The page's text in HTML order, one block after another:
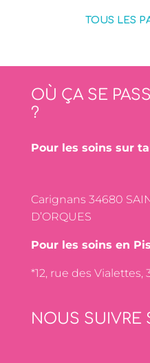
TOUS LES
OÙ ÇA SE
?
Pour les
Carignans 34680
D’ORQUES
Pour les soins en
*12, rue des Vialettes,
NOUS SUIVRE